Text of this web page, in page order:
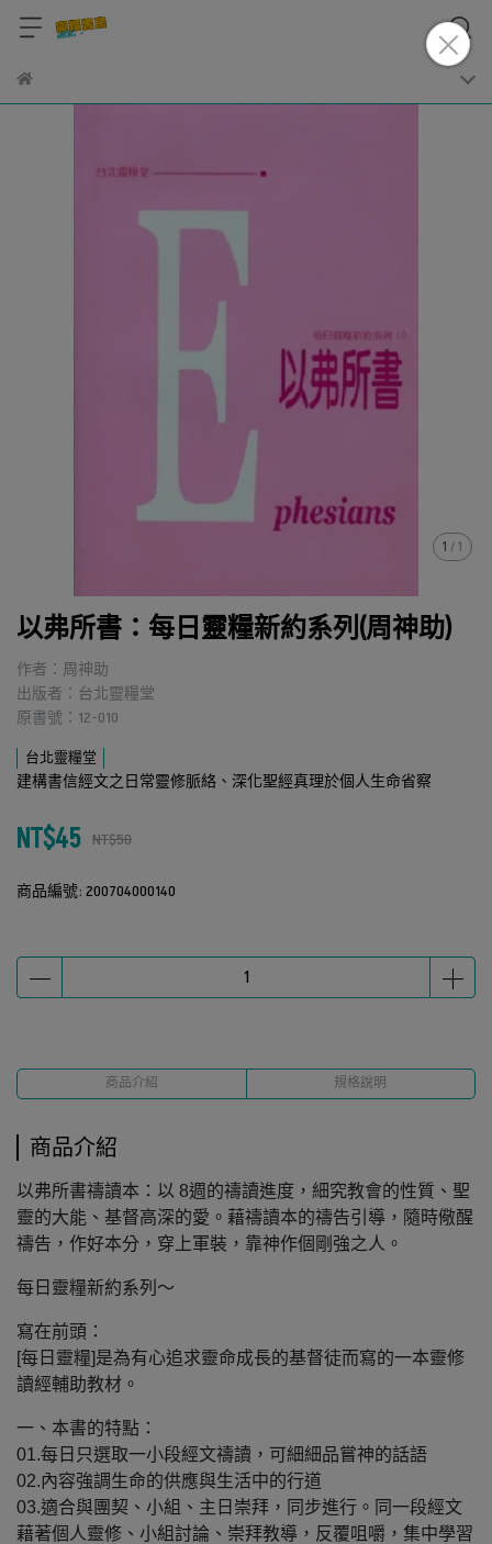
1 /1
以弗所書：每日靈糧新約系列(周神助)
作者：周神助
出版者：台北靈糧堂
原書號：12-010
台北靈糧堂
建構書信經文之日常靈修脈絡、深化聖經真理於個人生命省察
NT$45 NT$50
商品編號: 200704000140
商品介紹 規格說明
商品介紹
以弗所書禱讀本：以 8週的禱讀進度，細究教會的性質、聖
靈的大能、基督高深的愛。藉禱讀本的禱告引導，隨時儆醒
禱告，作好本分，穿上軍裝，靠神作個剛強之人。
每日靈糧新約系列～
寫在前頭：
[每日靈糧]是為有心追求靈命成長的基督徒而寫的一本靈修
讀經輔助教材。
一、本書的特點：
01.每日只選取一小段經文禱讀，可細細品嘗神的話語
02.內容強調生命的供應與生活中的行道
03.適合與團契、小組、主日崇拜，同步進行。同一段經文
藉著個人靈修、小組討論、崇拜教導，反覆咀嚼，集中學習